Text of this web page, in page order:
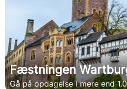
Fæstningen
Gå på opdagelse i mere end